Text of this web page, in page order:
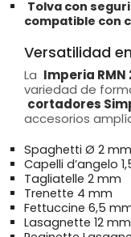
Tolva con
compatible con
Versatilidad
La Imperia RMN
variedad de
cortadores
accesorios
Spaghetti Ø 2 mm
Capelli d’angelo
Tagliatelle 2 mm
Trenette 4 mm
Fettuccine 6,5
Lasagnette 12 mm